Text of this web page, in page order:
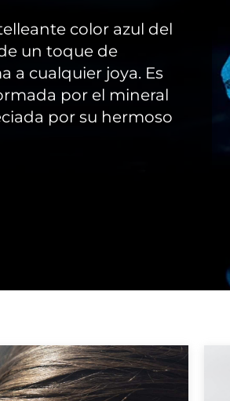
color azul del
un toque de
a cualquier joya. Es
por el mineral
por su hermoso